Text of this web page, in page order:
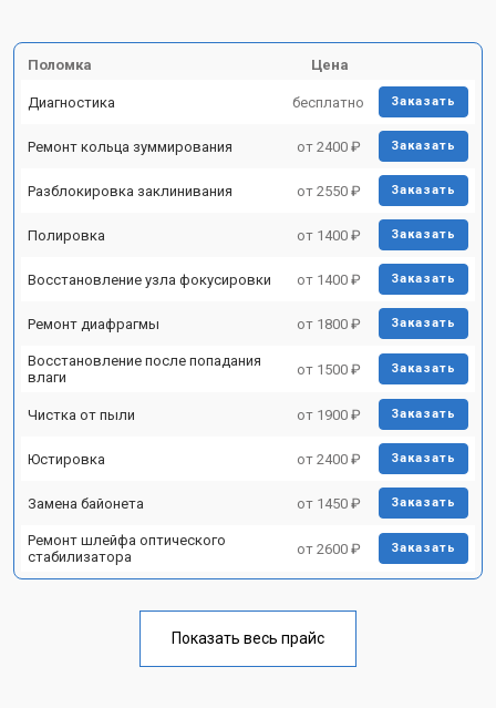
Поломка Цена
Диагностика бесплатно Заказать
Ремонт кольца зуммирования от 2400 ₽ Заказать
Разблокировка заклинивания от 2550 ₽ Заказать
Полировка от 1400 ₽ Заказать
Восстановление узла фокусировки от 1400 ₽ Заказать
Ремонт диафрагмы от 1800 ₽ Заказать
Восстановление после попадания
влаги
от 1500 ₽ Заказать
Чистка от пыли от 1900 ₽ Заказать
Юстировка от 2400 ₽ Заказать
Замена байонета от 1450 ₽ Заказать
Ремонт шлейфа оптического
стабилизатора
от 2600 ₽ Заказать
Показать весь прайс